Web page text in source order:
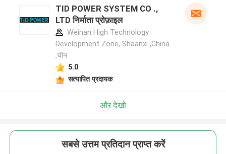
TID POWER SYSTEM CO .,
LTD निर्माता प्रोफ़ाइल
Weinan High Technology
Development Zone, Shaanxi ,China
,चीन
5.0
सत्यापित प्रदायक
और देखो
सबसे उत्तम प्रतिदान प्राप्त करें